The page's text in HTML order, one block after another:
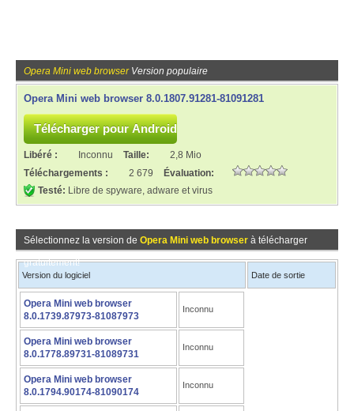
Opera Mini web browserVersion populaire
Opera Mini web browser 8.0.1807.91281-81091281
Libéré : Inconnu Taille:
2,8 Mio
Téléchargements :
2 679
Évaluation:
Testé: Libre de spyware, adware et virus
Sélectionnez la version de Opera Mini web browser à télécharger
gratuitement!
Version du logiciel Date de sortie
Opera Mini web browser
8.0.1739.87973-81087973
Inconnu
Opera Mini web browser
8.0.1778.89731-81089731
Inconnu
Opera Mini web browser
8.0.1794.90174-81090174
Inconnu